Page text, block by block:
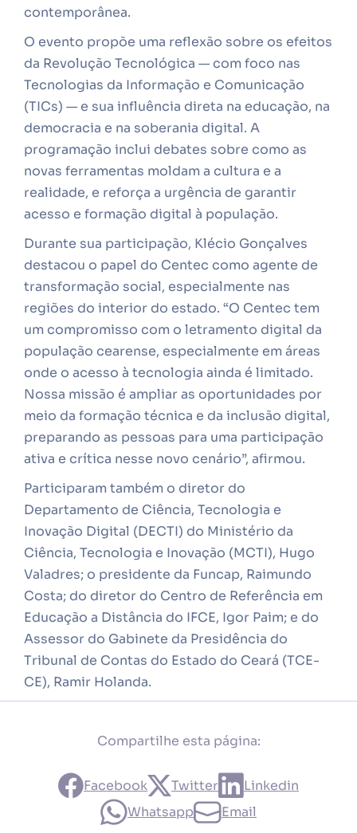
contemporânea.
O evento propõe uma reflexão sobre os efeitos
da Revolução Tecnológica — com foco nas
Tecnologias da Informação e Comunicação
(TICs) — e sua influência direta na educação, na
democracia e na soberania digital. A
programação inclui debates sobre como as
novas ferramentas moldam a cultura e a
realidade, e reforça a urgência de garantir
acesso e formação digital à população.
Durante sua participação, Klécio Gonçalves
destacou o papel do Centec como agente de
transformação social, especialmente nas
regiões do interior do estado. “O Centec tem
um compromisso com o letramento digital da
população cearense, especialmente em áreas
onde o acesso à tecnologia ainda é limitado.
Nossa missão é ampliar as oportunidades por
meio da formação técnica e da inclusão digital,
preparando as pessoas para uma participação
ativa e crítica nesse novo cenário”, afirmou.
Participaram também o diretor do
Departamento de Ciência, Tecnologia e
Inovação Digital (DECTI) do Ministério da
Ciência, Tecnologia e Inovação (MCTI), Hugo
Valadres; o presidente da Funcap, Raimundo
Costa; do diretor do Centro de Referência em
Educação a Distância do IFCE, Igor Paim; e do
Assessor do Gabinete da Presidência do
Tribunal de Contas do Estado do Ceará (TCE-
CE), Ramir Holanda.
Compartilhe esta página:
Facebook Twitter
Linkedin
Whatsapp
Email